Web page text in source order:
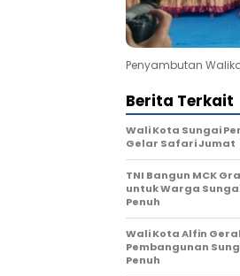
Penyambutan
Berita Terkait
Wali Kota Sungai
Gelar Safari Jumat
TNI Bangun MCK
untuk Warga
Penuh
Wali Kota Alfin
Pembangunan
Penuh